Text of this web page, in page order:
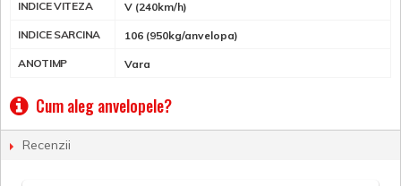
INDICE VITEZA V (240km/h)
INDICE SARCINA 106 (950kg/anvelopa)
ANOTIMP Vara
Cum aleg anvelopele?
Recenzii